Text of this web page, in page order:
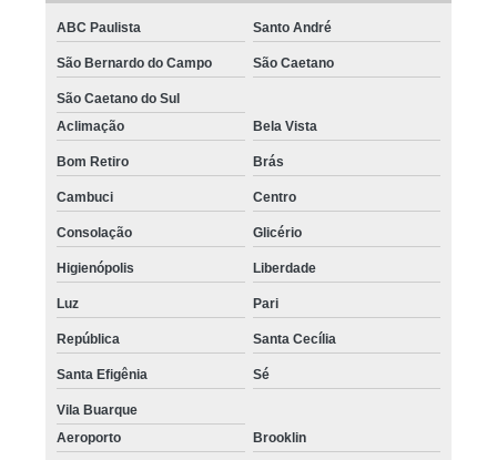
ABC Paulista Santo André
São Bernardo do Campo São Caetano
São Caetano do Sul
Aclimação
Bela Vista
Bom Retiro Brás
Cambuci Centro
Consolação Glicério
Higienópolis Liberdade
Luz Pari
República Santa Cecília
Santa Efigênia Sé
Vila Buarque
Aeroporto
Brooklin